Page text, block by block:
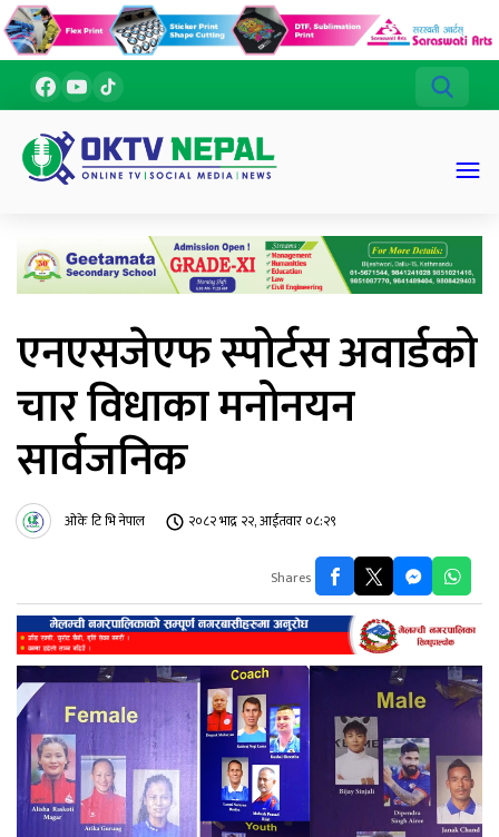
एनएसजेएफ स्पोर्टस अवार्डको
चार विधाका मनोनयन
सार्वजनिक
ओके टि भि नेपाल २०८२ भाद्र २२, आईतवार ०८:२९
Shares